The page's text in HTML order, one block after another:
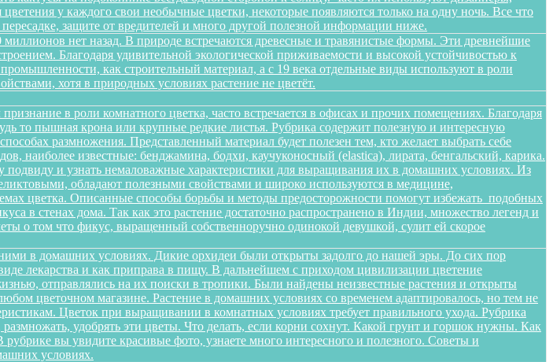
у каждого свои необычные цветки, некоторые появляются только на одну ночь. Все что
защите от вредителей и много другой полезной информации ниже.
нет назад. В природе встречаются древесные и травянистые формы. Эти древнейшие
Благодаря удивительной экологической приживаемости и высокой устойчивостью к
как строительный материал, а с 19 века отдельные виды используют в роли
хотя в природных условиях растение не цветёт.
в роли комнатного цветка, часто встречается в офисах и прочих помещениях. Благодаря
то пышная крона или крупные редкие листья. Рубрика содержит полезную и интересную
размножения. Представленный материал будет полезен тем, кто желает выбрать себе
наиболее известные: бенджамина, бодхи, каучуконосный (elastica), лирата, бенгальский, карика.
и узнать немаловажные характеристики для выращивания их в домашних условиях. Из
обладают полезными свойствами и широко используются в медицине,
цветка. Описанные способы борьбы и методы предосторожности помогут избежать подобных
в стенах дома. Так как это растение достаточно распространено в Индии, множество легенд и
о том что фикус, выращенный собственноручно одинокой девушкой, сулит ей скорое
в домашних условиях. Дикие орхидеи были открыты задолго до нашей эры. До сих пор
лекарства и как приправа в пищу. В дальнейшем с приходом цивилизации цветение
отправлялись на их поиски в тропики. Были найдены неизвестные растения и открыты
цветочном магазине. Растение в домашних условиях со временем адаптировалось, но тем не
Цветок при выращивании в комнатных условиях требует правильного ухода. Рубрика
удобрять эти цветы. Что делать, если корни сохнут. Какой грунт и горшок нужны. Как
вы увидите красивые фото, узнаете много интересного и полезного. Советы и
условиях.